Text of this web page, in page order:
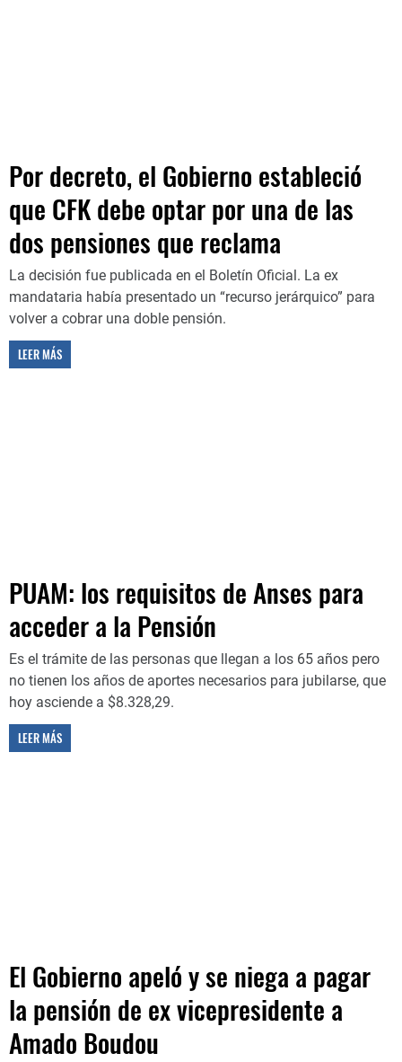
Por decreto, el Gobierno estableció
que CFK debe optar por una de las
dos pensiones que reclama
La decisión fue publicada en el Boletín Oficial. La ex
mandataria había presentado un “recurso jerárquico” para
volver a cobrar una doble pensión.
LEER MÁS
PUAM: los requisitos de Anses para
acceder a la Pensión
Es el trámite de las personas que llegan a los 65 años pero
no tienen los años de aportes necesarios para jubilarse, que
hoy asciende a $8.328,29.
LEER MÁS
El Gobierno apeló y se niega a pagar
la pensión de ex vicepresidente a
Amado Boudou